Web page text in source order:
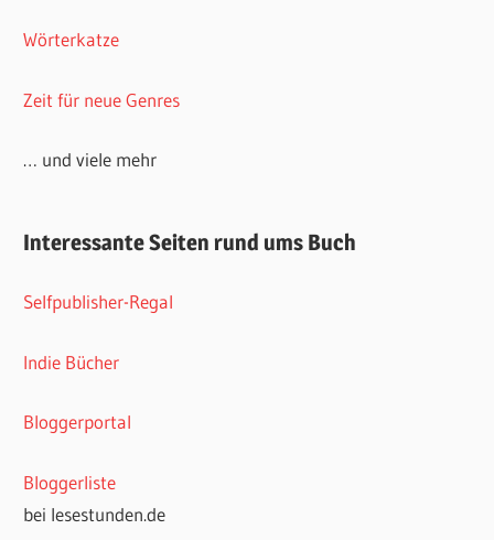
Wörterkatze
Zeit für neue Genres
… und viele mehr
Interessante Seiten rund ums Buch
Selfpublisher-Regal
Indie Bücher
Bloggerportal
Bloggerliste
bei lesestunden.de